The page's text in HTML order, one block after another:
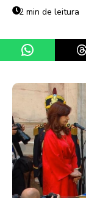
2 min de leitura
Share on